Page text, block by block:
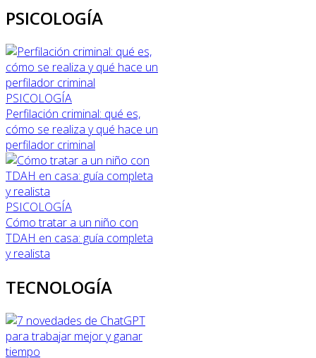
PSICOLOGÍA
PSICOLOGÍA
Perfilación criminal: qué es,
cómo se realiza y qué hace un
perfilador criminal
PSICOLOGÍA
Cómo tratar a un niño con
TDAH en casa: guía completa
y realista
TECNOLOGÍA